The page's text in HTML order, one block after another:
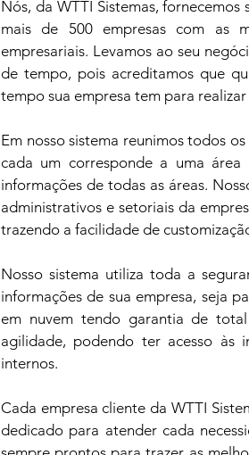
Nós, da WTTI Sistemas,
mais de 500 empresas com as
empresariais. Levamos ao seu
de tempo, pois acreditamos que
tempo sua empresa tem para
Em nosso sistema reunimos todos
cada um corresponde a uma
informações de todas as áreas.
administrativos e setoriais da
trazendo a facilidade de
Nosso sistema utiliza toda a
informações de sua empresa, seja
em nuvem tendo garantia de
agilidade, podendo ter acesso às
internos.
Cada empresa cliente da WTTI
dedicado para atender cada